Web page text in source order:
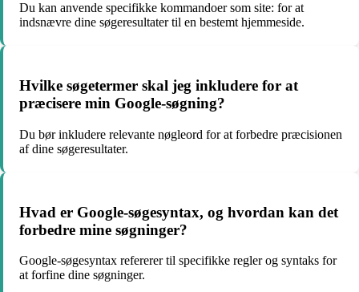
Du kan anvende specifikke kommandoer som site: for at
indsnævre dine søgeresultater til en bestemt hjemmeside.
Hvilke søgetermer skal jeg inkludere for at
præcisere min Google-søgning?
Du bør inkludere relevante nøgleord for at forbedre præcisionen
af dine søgeresultater.
Hvad er Google-søgesyntax, og hvordan kan det
forbedre mine søgninger?
Google-søgesyntax refererer til specifikke regler og syntaks for
at forfine dine søgninger.